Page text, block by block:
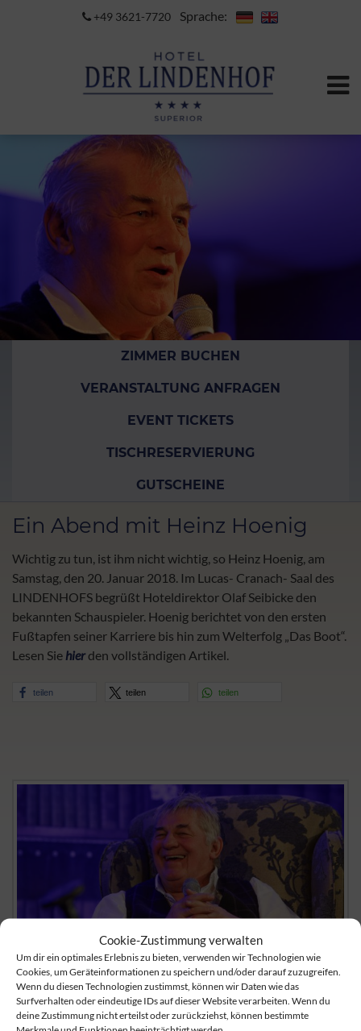
Cookie-Zustimmung verwalten
Um dir ein optimales Erlebnis zu bieten, verwenden wir Technologien wie
Cookies, um Geräteinformationen zu speichern und/oder darauf zuzugreifen.
Wenn du diesen Technologien zustimmst, können wir Daten wie das
Surfverhalten oder eindeutige IDs auf dieser Website verarbeiten. Wenn du
deine Zustimmung nicht erteilst oder zurückziehst, können bestimmte
+49 3621-7720 Sprache:
ZIMMER BUCHEN
VERANSTALTUNG ANFRAGEN
EVENT TICKETS
TISCHRESERVIERUNG
GUTSCHEINE
Ein Abend mit Heinz Hoenig
Wichtig zu tun, ist ihm nicht wichtig, so Heinz Hoenig, am
Samstag, den 20. Januar 2018. Im Lucas- Cranach- Saal des
LINDENHOFS begrüßt Hoteldirektor Olaf Seibicke den
bekannten Schauspieler. Hoenig berichtet von den ersten
Fußtapfen seiner Karriere bis hin zum Welterfolg „Das Boot“.
Lesen Sie hier den vollständigen Artikel.
teilen teilen teilen